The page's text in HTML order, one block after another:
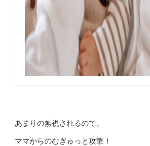
あまりの無視されるので、
ママからのむぎゅっと攻撃！